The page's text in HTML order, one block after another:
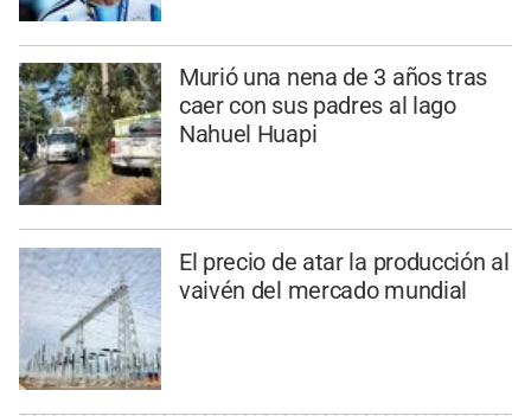
Murió una nena de 3 años tras
caer con sus padres al lago
Nahuel Huapi
El precio de atar la producción al
vaivén del mercado mundial